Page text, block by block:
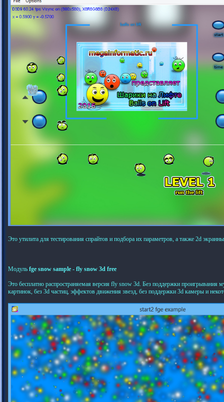
Это утилита для тестирования спрайтов и подбора их параметров, а также 2d
Модуль fge snow sample - fly snow 3d free
Это бесплатно распространяемая версия fly snow 3d. Без поддержки
картинок, без 3d частиц, эффектов движения звезд, без поддержки 3d камеры и